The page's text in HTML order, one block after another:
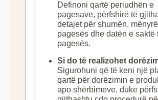
Definoni qartë periudhën e
pagesave, përfshirë të
detajet për shumën,
pagesës dhe datën e saktë
pagesës.
Si do të realizohet
Sigurohuni që të keni një
qartë për dorëzimin e
apo shërbimeve, duke